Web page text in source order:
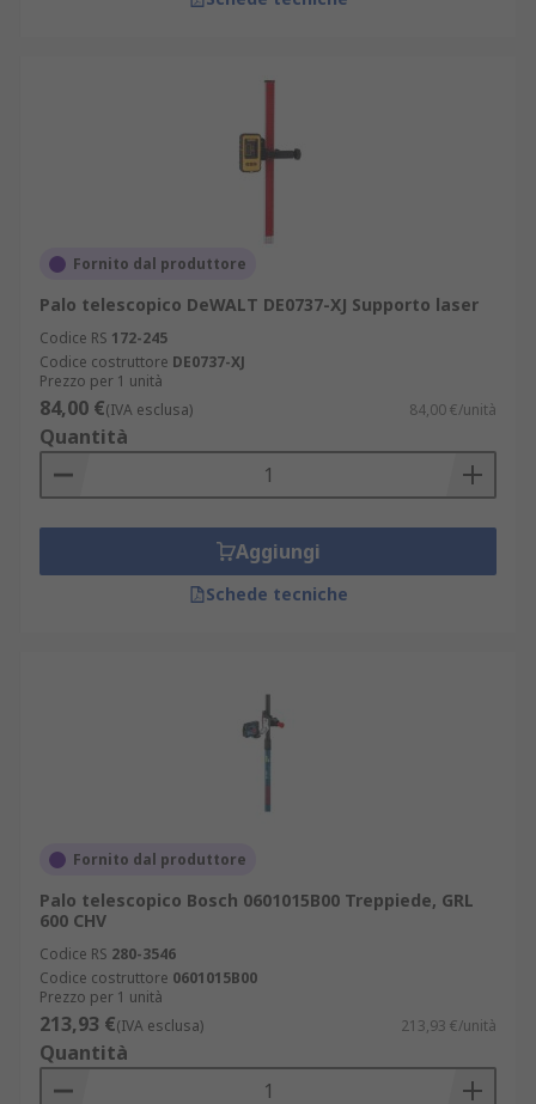
Fornito dal produttore
Palo telescopico DeWALT DE0737-XJ Supporto laser
Codice RS 172-245
Codice costruttore DE0737-XJ
Prezzo per 1 unità
84,00 €(IVA esclusa) 84,00 €/unità
Quantità
Aggiungi
Schede tecniche
Fornito dal produttore
Palo telescopico Bosch 0601015B00 Treppiede, GRL
600 CHV
Codice RS 280-3546
Codice costruttore 0601015B00
Prezzo per 1 unità
213,93 €(IVA esclusa) 213,93 €/unità
Quantità